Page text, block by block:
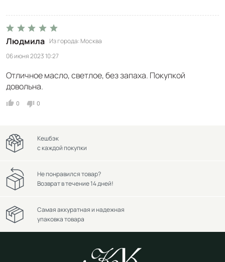
Людмила Из города Москва
06 июня 2023 10:27
Отличное масло, светлое, без запаха. Покупкой
довольна.
0 0
Кешбэк
с каждой покупки
Не понравился товар?
Возврат в течение 14 дней!
Самая аккуратная и надежная
упаковка товара